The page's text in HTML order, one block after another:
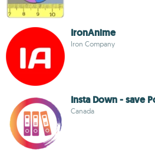
IronAnime
Iron Company
Insta Down - save
Canada